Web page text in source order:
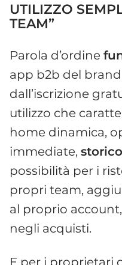
UTILIZZO
TEAM”
Parola d’ordine
app b2b del
dall’iscrizione
utilizzo che
home dinamica,
immediate,
possibilità per i
propri team,
al proprio
negli acquisti.
E per i proprietari